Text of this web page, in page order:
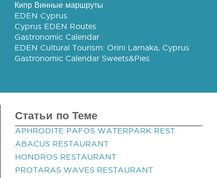
Кипр Винные маршруты
EDEN Cyprus
Cyprus EDEN Routes
Gastronomic Calendar
EDEN Cultural Tourism: Orini Larnaka, Cyprus
Gastronomic Calendar Sweets&Pies
Статьи по Теме
APHRODITE PAFOS WATERPARK REST.
ABACUS RESTAURANT
HONDROS RESTAURANT
PROTARAS WAVES RESTAURANT